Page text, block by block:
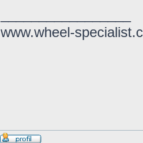
www.wheel-